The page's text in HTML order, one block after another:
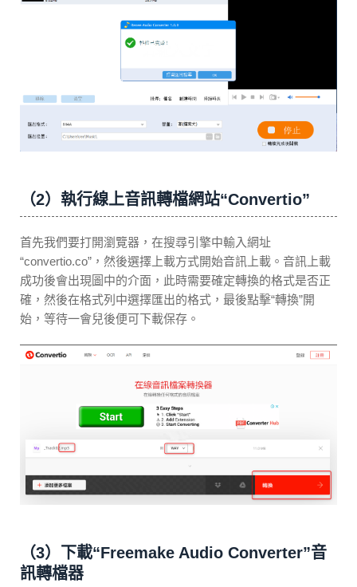
（2）執行線上音訊轉檔網站“Convertio”
首先我們要打開瀏覽器，在搜尋引擎中輸入網址
“convertio.co”，然後選擇上載方式開始音訊上載。音訊上載
成功後會出現圖中的介面，此時需要確定轉換的格式是否正
確，然後在格式列中選擇匯出的格式，最後點擊“轉換”開
始，等待一會兒後便可下載保存。
（3）下載“Freemake Audio Converter”音
訊轉檔器